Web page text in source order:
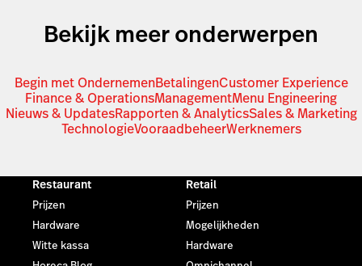
Bekijk meer onderwerpen
Begin met OndernemenBetalingenCustomer Experience
Finance & OperationsManagementMenu Engineering
Nieuws & UpdatesRapporten & AnalyticsSales & Marketing
TechnologieVooraadbeheerWerknemers
Restaurant
Prijzen
Hardware
Witte kassa
Retail
Prijzen
Mogelijkheden
Hardware